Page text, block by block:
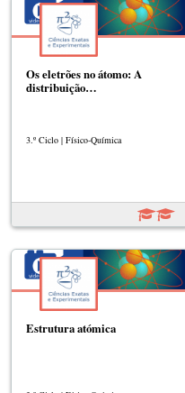
Os eletrões no átomo: A
distribuição…
3.º Ciclo | Físico-Química
Estrutura atómica